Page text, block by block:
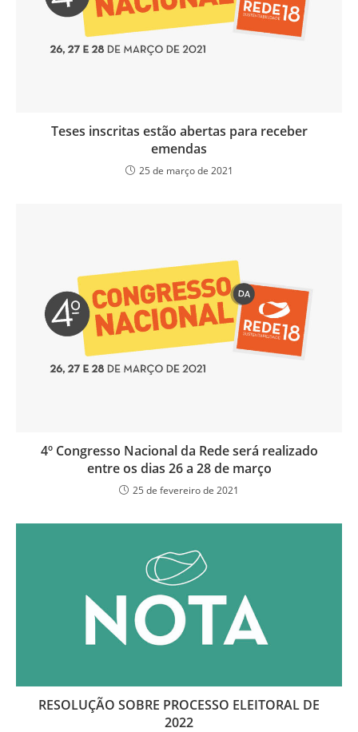
Teses inscritas estão abertas para receber
emendas
25 de março de 2021
4º Congresso Nacional da Rede será realizado
entre os dias 26 a 28 de março
25 de fevereiro de 2021
RESOLUÇÃO SOBRE PROCESSO ELEITORAL DE
2022